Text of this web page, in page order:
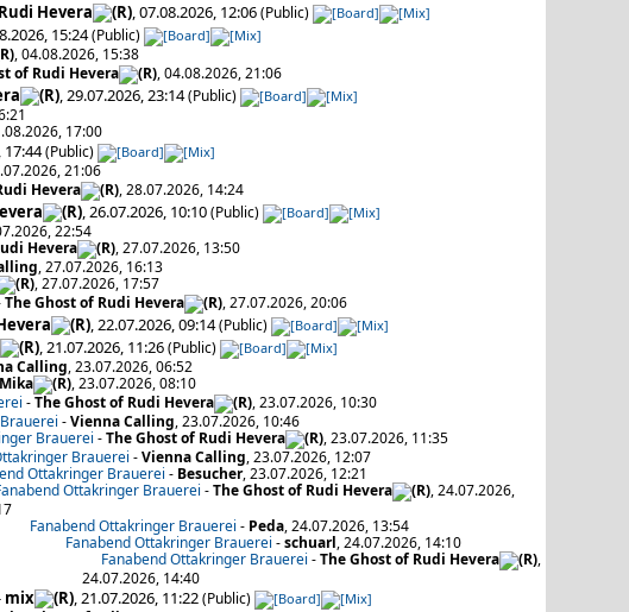
Hevera , 07.08.2026, 12:06(Public)
15:24(Public)
, 04.08.2026, 15:38
of Rudi Hevera , 04.08.2026, 21:06
, 29.07.2026, 23:14(Public)
17:00
17:44(Public)
21:06
Hevera , 28.07.2026, 14:24
, 26.07.2026, 10:10(Public)
22:54
Hevera
, 27.07.2026, 13:50
, 27.07.2026, 16:13
, 27.07.2026, 17:57
The Ghost of Rudi Hevera , 27.07.2026, 20:06
, 22.07.2026, 09:14(Public)
, 21.07.2026, 11:26(Public)
Calling, 23.07.2026, 06:52
Mika
, 23.07.2026, 08:10
-The Ghost of Rudi Hevera
, 23.07.2026, 10:30
-Vienna Calling, 23.07.2026, 10:46
Brauerei -The Ghost of Rudi Hevera
, 23.07.2026, 11:35
Brauerei -Vienna Calling, 23.07.2026, 12:07
Ottakringer Brauerei - Besucher, 23.07.2026, 12:21
Ottakringer Brauerei -The Ghost of Rudi Hevera
, 24.07.2026,
Fanabend Ottakringer Brauerei - Peda, 24.07.2026, 13:54
Fanabend Ottakringer Brauerei -schuarl, 24.07.2026, 14:10
Fanabend Ottakringer Brauerei -The Ghost of Rudi Hevera
,
24.07.2026, 14:40
mix , 21.07.2026, 11:22(Public)